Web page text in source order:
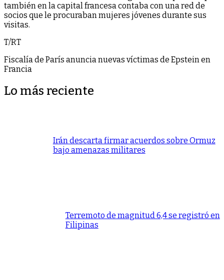
también en la capital francesa contaba con una red de
socios que le procuraban mujeres jóvenes durante sus
visitas.
T/RT
Fiscalía de París anuncia nuevas víctimas de Epstein en
Francia
Lo más reciente
Irán descarta firmar acuerdos sobre Ormuz
bajo amenazas militares
Terremoto de magnitud 6,4 se registró en
Filipinas